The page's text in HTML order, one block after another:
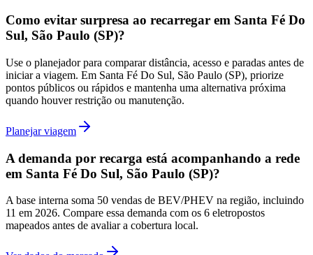
Como evitar surpresa ao recarregar em Santa Fé Do
Sul, São Paulo (SP)?
Use o planejador para comparar distância, acesso e paradas antes de
iniciar a viagem. Em Santa Fé Do Sul, São Paulo (SP), priorize
pontos públicos ou rápidos e mantenha uma alternativa próxima
quando houver restrição ou manutenção.
Planejar viagem
A demanda por recarga está acompanhando a rede
em Santa Fé Do Sul, São Paulo (SP)?
A base interna soma 50 vendas de BEV/PHEV na região, incluindo
11 em 2026. Compare essa demanda com os 6 eletropostos
mapeados antes de avaliar a cobertura local.